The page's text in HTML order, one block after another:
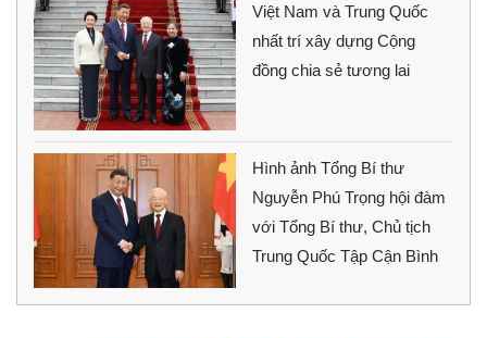
Việt Nam và Trung Quốc
nhất trí xây dựng Cộng
đồng chia sẻ tương lai
Hình ảnh Tổng Bí thư
Nguyễn Phú Trọng hội đàm
với Tổng Bí thư, Chủ tịch
Trung Quốc Tập Cận Bình